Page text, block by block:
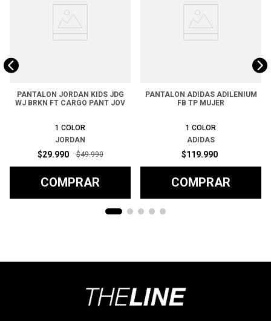
PANTALON JORDAN KIDS JDG
WJ BRKN FT CARGO PANT JOV
1 COLOR
JORDAN
$29.990 $49.990
COMPRAR
PANTALON ADIDAS ADILENIUM
FB TP MUJER
1 COLOR
ADIDAS
$119.990
COMPRAR